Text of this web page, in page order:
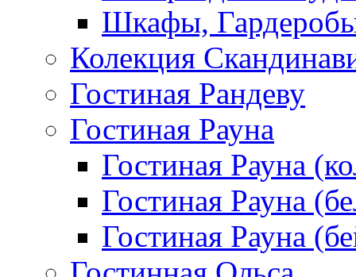
Шкафы,
Колекция
Гостиная Рандеву
Гостиная Рауна
Гостиная Рауна
Гостиная Рауна
Гостиная Рауна